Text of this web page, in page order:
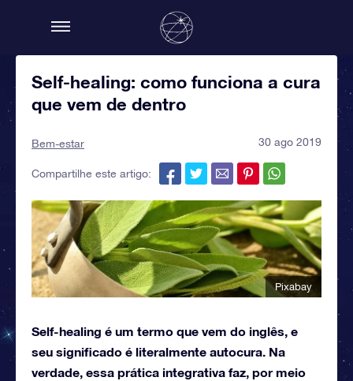
Self-healing: como funciona a cura
que vem de dentro
Bem-estar 30 ago 2019
Compartilhe este artigo:
Pixabay
Self-healing é um termo que vem do inglês, e
seu significado é literalmente autocura. Na
verdade, essa prática integrativa faz, por meio